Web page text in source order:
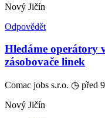
Nový Jičín
Odpovědět
Hledáme operátory
zásobovače linek
Comac jobs s.r.o. ◷ před
Nový Jičín